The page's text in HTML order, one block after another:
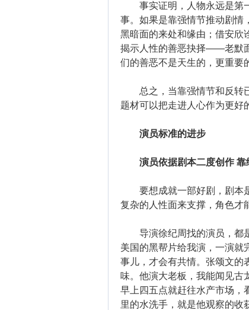
事实证明，人物永远是第一
事。如果是靠强情节推动剧情
黑暗面的来处和缘由；借安欣
揭示人性的善恶抉择——老默
们的善恶不是天生的，更重要
总之，当靠强情节和反转已
题材可以把走进人心作为更好
演员标准的进步
演员依据剧本二度创作 靠
要想成就一部好剧，剧本是
复杂的人性面来支撑，角色才
导演徐纪周找的演员，都是
美国的黑帮片给我演，一演就
事儿，才会有共情。张颂文的
味。他演大老板，我能闻见古
早上四五点就赶往水产市场，
里的水洗手，就是他观察的收